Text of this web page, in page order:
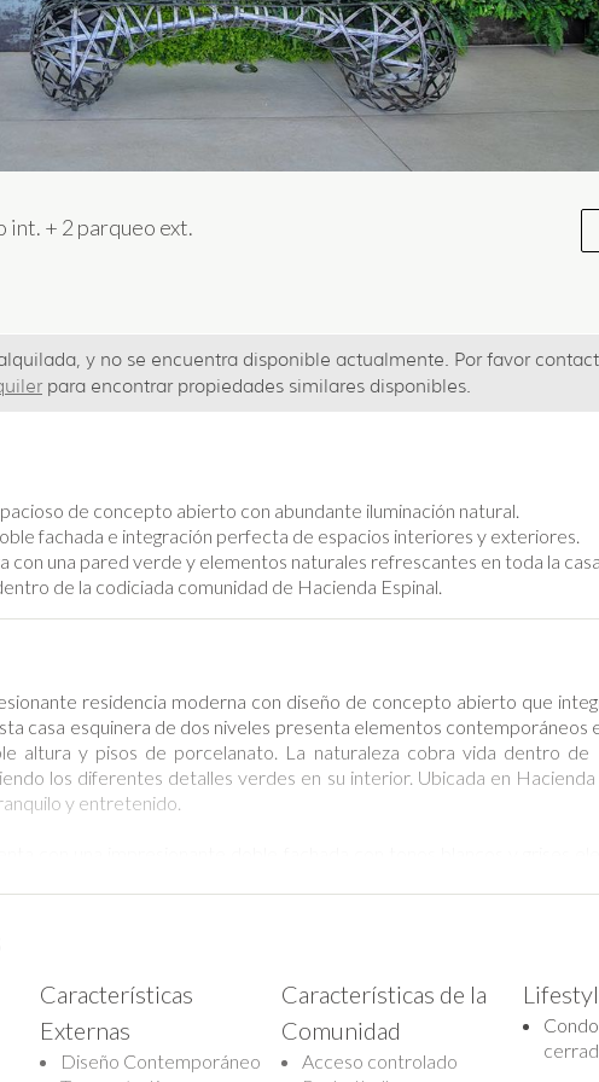
int. + 2 parqueo ext.
y no se encuentra disponible actualmente. Por favor
para encontrar propiedades similares disponibles.
de concepto abierto con abundante iluminación natural.
fachada e integración perfecta de espacios interiores y exteriores.
con una pared verde y elementos naturales refrescantes en toda la
de la codiciada comunidad de Hacienda Espinal.
residencia moderna con diseño de concepto abierto que
casa esquinera de dos niveles presenta elementos contemporáneos
altura y pisos de porcelanato. La naturaleza cobra vida dentro de
los diferentes detalles verdes en su interior. Ubicada en
y entretenido.
luminosa y aireada. Al entrar a Lumi Home, recibe una única y
muy bien iluminados y con hermosas vistas al patio. La cocina contrasta
añadiendo un toque de elegancia. El comedor se abre
de vidrio, extendiéndose sin problemas a una extraordinaria terraza
Características
Externas
Diseño Contemporáneo
Características de la
Comunidad
Acceso controlado